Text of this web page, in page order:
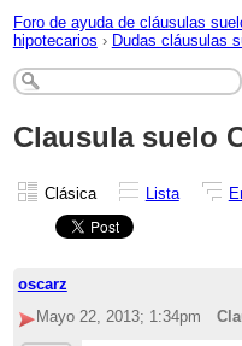
Foro de ayuda de cláusulas
hipotecarios › Dudas cláusulas
Clausula suelo
Clásica Lista
oscarz
Mayo 22, 2013; 1:34pm